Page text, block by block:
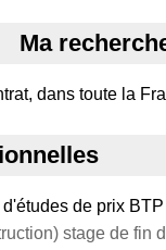
Ma
dans toute la
de prix BTP
stage de fin